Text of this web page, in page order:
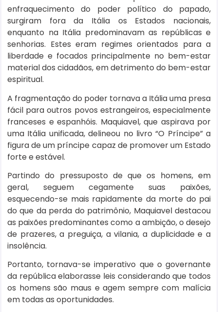
enfraquecimento do poder político do papado,
surgiram fora da Itália os Estados nacionais,
enquanto na Itália predominavam as repúblicas e
senhorias. Estes eram regimes orientados para a
liberdade e focados principalmente no bem-estar
material dos cidadãos, em detrimento do bem-estar
espiritual.
A fragmentação do poder tornava a Itália uma presa
fácil para outros povos estrangeiros, especialmente
franceses e espanhóis. Maquiavel, que aspirava por
uma Itália unificada, delineou no livro “O Príncipe” a
figura de um príncipe capaz de promover um Estado
forte e estável.
Partindo do pressuposto de que os homens, em
geral, seguem cegamente suas paixões,
esquecendo-se mais rapidamente da morte do pai
do que da perda do patrimônio, Maquiavel destacou
as paixões predominantes como a ambição, o desejo
de prazeres, a preguiça, a vilania, a duplicidade e a
insolência.
Portanto, tornava-se imperativo que o governante
da república elaborasse leis considerando que todos
os homens são maus e agem sempre com malícia
em todas as oportunidades.